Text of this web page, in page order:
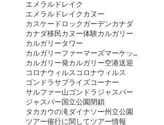
エメラルドレイク
エメラルドレイクカヌー
カスケードロックガーデンカナダ
カナダ移民カヌー体験カルガリー
カルガリータワー
カルガリーファーマーズマーケット
カルガリー発カルガリー空港送迎
コロナウィルス コロナウィルス
ゴンドラサプライズコーナー
サルファー山ゴンドラジャスパー
ジャスパー国立公園閉鎖
タカカウの滝ダイナソー州立公園
ツアー催行に関してツアー情報